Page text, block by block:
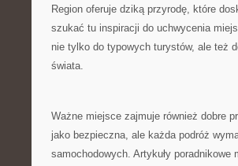
Region oferuje dziką przyrodę, które
szukać tu inspiracji do uchwycenia
nie tylko do typowych turystów, ale też
świata.
Ważne miejsce zajmuje również dobre
jako bezpieczna, ale każda podróż
samochodowych. Artykuły